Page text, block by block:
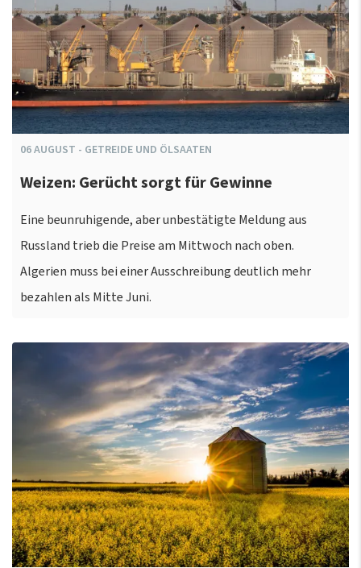
06AUGUST - GETREIDE UND ÖLSAATEN
Weizen: Gerücht sorgt für Gewinne
Eine beunruhigende, aber unbestätigte Meldung aus
Russland trieb die Preise am Mittwoch nach oben.
Algerien muss bei einer Ausschreibung deutlich mehr
bezahlen als Mitte Juni.